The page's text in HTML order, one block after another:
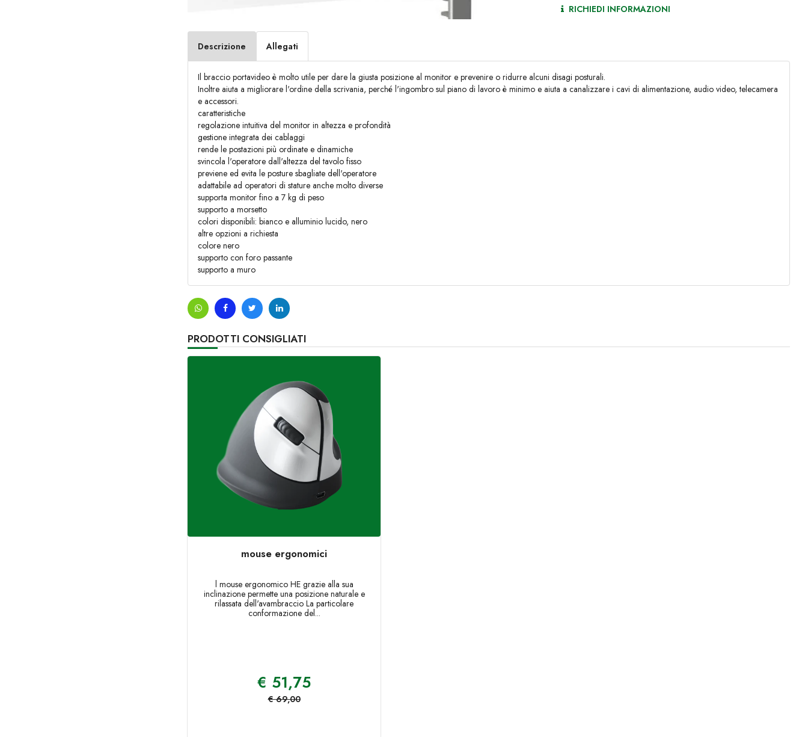
RICHIEDI INFORMAZIONI
Descrizione Allegati
Il braccio portavideo è molto utile per dare la giusta posizione al monitor e prevenire o ridurre alcuni disagi posturali.
Inoltre aiuta a migliorare l'ordine della scrivania, perché l'ingombro sul piano di lavoro è minimo e aiuta a canalizzare i cavi di alimentazione, audio video, telecamera
e accessori.
caratteristiche
regolazione intuitiva del monitor in altezza e profondità
gestione integrata dei cablaggi
rende le postazioni più ordinate e dinamiche
svincola l'operatore dall'altezza del tavolo fisso
previene ed evita le posture sbagliate dell'operatore
adattabile ad operatori di stature anche molto diverse
supporta monitor fino a 7 kg di peso
supporto a morsetto
colori disponibili: bianco e alluminio lucido, nero
altre opzioni a richiesta
colore nero
supporto con foro passante
supporto a muro
PRODOTTI CONSIGLIATI
mouse ergonomici
l mouse ergonomico HE grazie alla sua
inclinazione permette una posizione naturale e
rilassata dell'avambraccio La particolare
conformazione del...
€ 51,75
€ 69,00